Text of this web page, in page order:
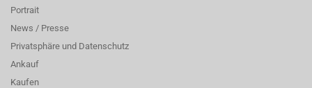
Portrait
News / Presse
Privatsphäre und Datenschutz
Ankauf
Kaufen